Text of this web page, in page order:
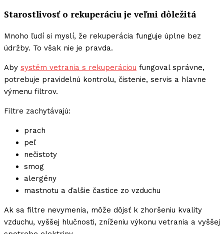
Starostlivosť o rekuperáciu je veľmi dôležitá
Mnoho ľudí si myslí, že rekuperácia funguje úplne bez
údržby. To však nie je pravda.
Aby systém vetrania s rekuperáciou fungoval správne,
potrebuje pravidelnú kontrolu, čistenie, servis a hlavne
výmenu filtrov.
Filtre zachytávajú:
prach
peľ
nečistoty
smog
alergény
mastnotu a ďalšie častice zo vzduchu
Ak sa filtre nevymenia, môže dôjsť k zhoršeniu kvality
vzduchu, vyššej hlučnosti, zníženiu výkonu vetrania a vyššej